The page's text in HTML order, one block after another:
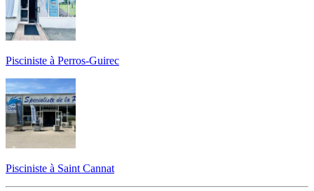
Pisciniste à Perros-Guirec
Pisciniste à Saint Cannat